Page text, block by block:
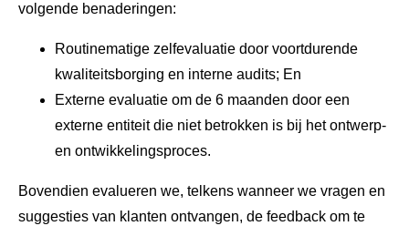
volgende benaderingen:
Routinematige zelfevaluatie door voortdurende
kwaliteitsborging en interne audits; En
Externe evaluatie om de 6 maanden door een
externe entiteit die niet betrokken is bij het ontwerp-
en ontwikkelingsproces.
Bovendien evalueren we, telkens wanneer we vragen en
suggesties van klanten ontvangen, de feedback om te